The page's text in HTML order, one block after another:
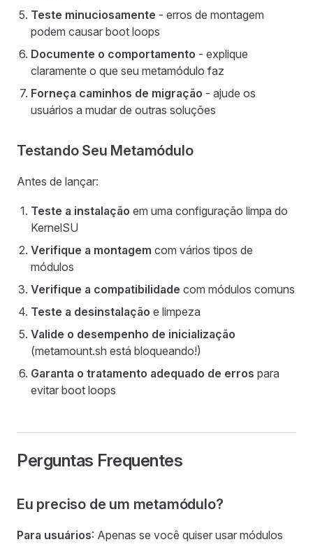
Teste minuciosamente - erros de montagem
podem causar boot loops
Documente o comportamento - explique
claramente o que seu metamódulo faz
Forneça caminhos de migração - ajude os
usuários a mudar de outras soluções
Testando Seu Metamódulo
Antes de lançar:
Teste a instalação em uma configuração limpa do
KernelSU
Verifique a montagem com vários tipos de
módulos
Verifique a compatibilidade com módulos comuns
Teste a desinstalação e limpeza
Valide o desempenho de inicialização
(metamount.sh está bloqueando!)
Garanta o tratamento adequado de erros para
evitar boot loops
Perguntas Frequentes
Eu preciso de um metamódulo?
Para usuários: Apenas se você quiser usar módulos